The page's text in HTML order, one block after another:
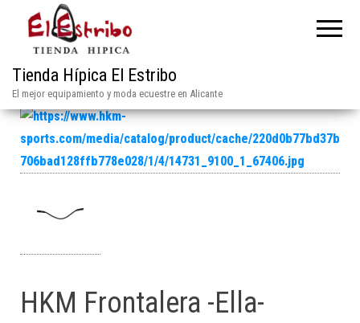
Tienda Hípica El Estribo
El mejor equipamiento y moda ecuestre en Alicante
HKM Frontalera -Ella-